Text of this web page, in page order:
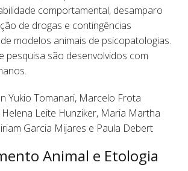
comportamental, desamparo
de drogas e contingências
modelos animais de psicopatologias.
pesquisa são desenvolvidos com
Yukio Tomanari, Marcelo Frota
Leite Hunziker, Maria Martha
Garcia Mijares e Paula Debert
Animal e Etologia